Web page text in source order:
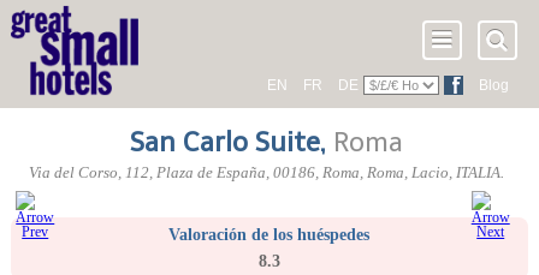
EN FR DE Blog
San Carlo Suite, Roma
Via del Corso, 112, Plaza de España,00186, Roma,Roma,Lacio,ITALIA.
Valoración de los huéspedes
8.3